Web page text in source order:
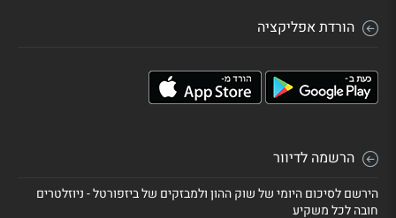
הורדת אפליקציה
הרשמה לדיוור
הירשם לסיכום היומי של שוק ההון ולמבזקים של ביזפורטל - ניוזלטרים
חובה לכל משקיע